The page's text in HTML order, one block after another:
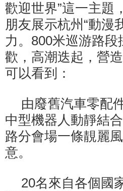
歡迎世界”這一主題
朋友展示杭州“動漫
力。800米巡游路
歡，高潮迭起，營
可以看到：
由廢舊汽車零配
中型機器人動靜結
路分會場一條靚麗
意。
20名來自各個國